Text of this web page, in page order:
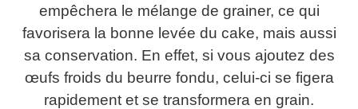
empêchera le mélange de grainer, ce qui
favorisera la bonne levée du cake, mais aussi
sa conservation. En effet, si vous ajoutez des
œufs froids du beurre fondu, celui-ci se figera
rapidement et se transformera en grain.